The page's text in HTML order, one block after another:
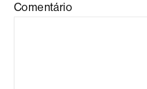
Comentário